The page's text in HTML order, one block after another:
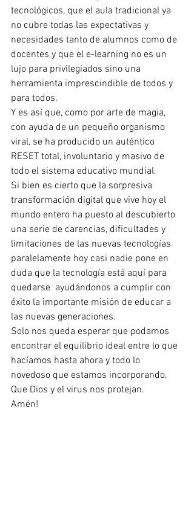
tecnológicos, que el aula tradicional ya
no cubre todas las expectativas y
necesidades tanto de alumnos como de
docentes y que el e-learning no es un
lujo para privilegiados sino una
herramienta imprescindible de todos y
para todos.
Y es así que, como por arte de magia,
con ayuda de un pequeño organismo
viral, se ha producido un auténtico
RESET total, involuntario y masivo de
todo el sistema educativo mundial.
Si bien es cierto que la sorpresiva
transformación digital que vive hoy el
mundo entero ha puesto al descubierto
una serie de carencias, dificultades y
limitaciones de las nuevas tecnologías
paralelamente hoy casi nadie pone en
duda que la tecnología está aquí para
quedarse  ayudándonos a cumplir con
éxito la importante misión de educar a
las nuevas generaciones.
Solo nos queda esperar que podamos
encontrar el equilibrio ideal entre lo que
hacíamos hasta ahora y todo lo
novedoso que estamos incorporando.
Que Dios y el virus nos protejan.
Amén!